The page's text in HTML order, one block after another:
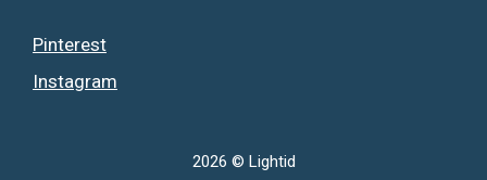
Pinterest
Instagram
2026 © Lightid